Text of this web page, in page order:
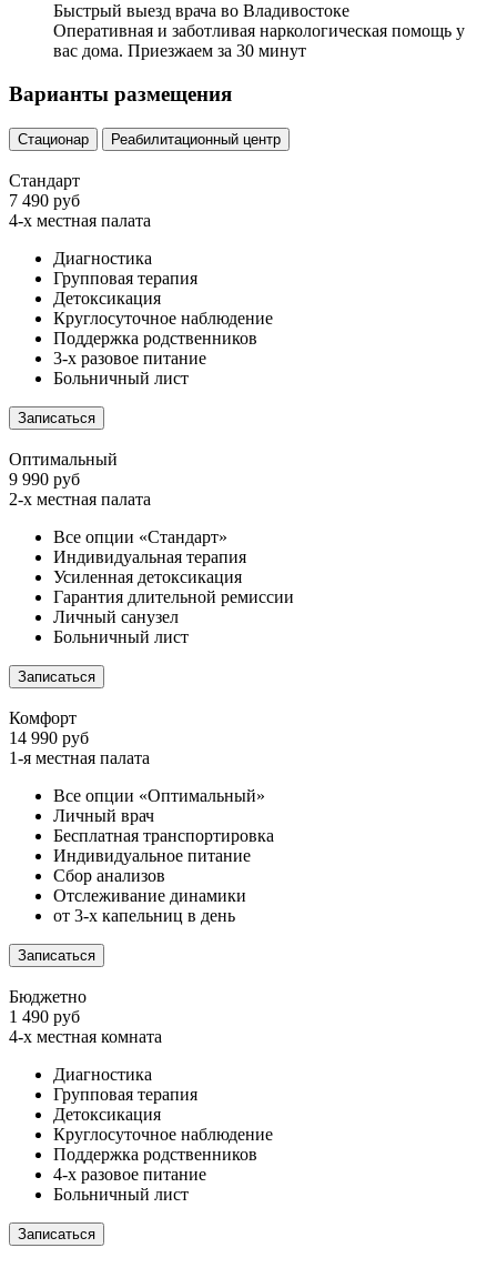
Быстрый выезд врача во Владивостоке
Оперативная и заботливая наркологическая помощь у
вас дома. Приезжаем за 30 минут
Варианты размещения
Стационар Реабилитационный центр
Стандарт
7 490 руб
4-х местная палата
Диагностика
Групповая терапия
Детоксикация
Круглосуточное наблюдение
Поддержка родственников
3-х разовое питание
Больничный лист
Записаться
Оптимальный
9 990 руб
2-х местная палата
Все опции «Стандарт»
Индивидуальная терапия
Усиленная детоксикация
Гарантия длительной ремиссии
Личный санузел
Больничный лист
Записаться
Комфорт
14 990 руб
1-я местная палата
Все опции «Оптимальный»
Личный врач
Бесплатная транспортировка
Индивидуальное питание
Сбор анализов
Отслеживание динамики
от 3-х капельниц в день
Записаться
Бюджетно
1 490 руб
4-х местная комната
Диагностика
Групповая терапия
Детоксикация
Круглосуточное наблюдение
Поддержка родственников
4-х разовое питание
Больничный лист
Записаться